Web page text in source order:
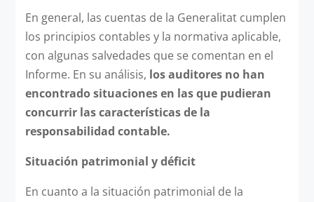
En general, las cuentas de la Generalitat cumplen
los principios contables y la normativa aplicable,
con algunas salvedades que se comentan en el
Informe. En su análisis, los auditores no han
encontrado situaciones en las que pudieran
concurrir las características de la
responsabilidad contable.
Situación patrimonial y déficit
En cuanto a la situación patrimonial de la